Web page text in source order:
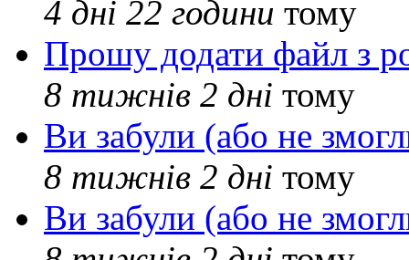
4 дні 22 години тому
Прошу додати файл з
8 тижнів 2 дні тому
Ви забули (або не
8 тижнів 2 дні тому
Ви забули (або не